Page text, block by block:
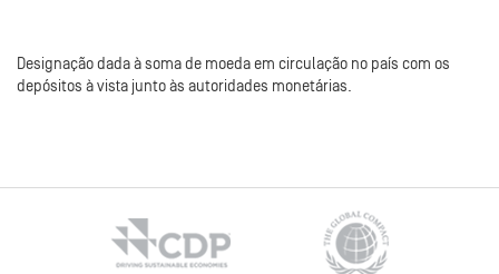
Designação dada à soma de moeda em circulação no país com os
depósitos à vista junto às autoridades monetárias.